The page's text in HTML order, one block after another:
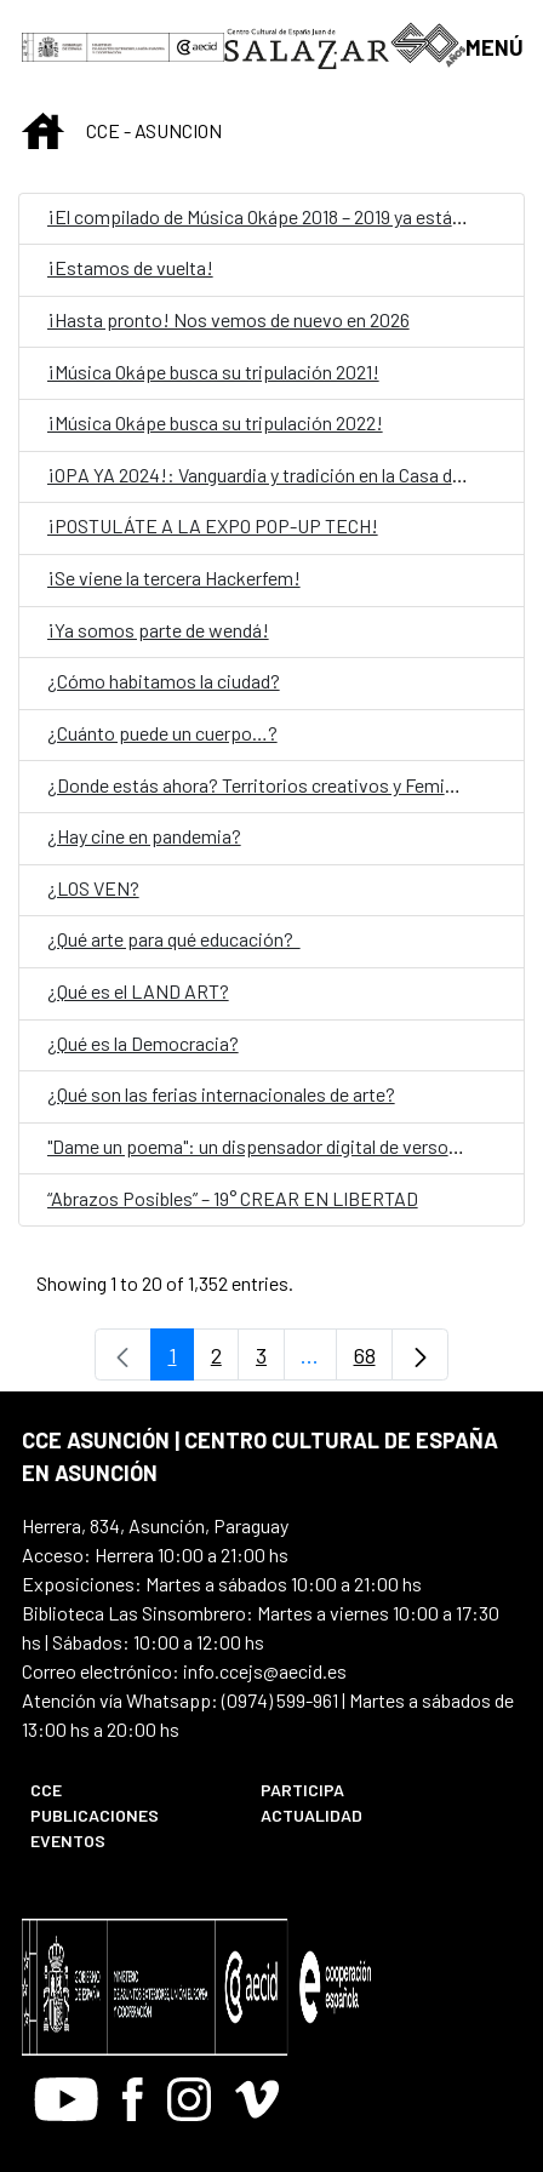
MENÚ
INICIOCCE - ASUNCION
¡Estamos de vuelta!
¡Hasta pronto! Nos vemos de nuevo en 2026
¡Música Okápe busca su tripulación 2021!
¡Música Okápe busca su tripulación 2022!
¡OPA YA 2024!: Vanguardia y tradición en la Casa del Bicentenario de las Artes Visuales
¡POSTULÁTE A LA EXPO POP-UP TECH!
¡Se viene la tercera Hackerfem!
¡Ya somos parte de wendá!
¿Cómo habitamos la ciudad?
¿Cuánto puede un cuerpo…?
¿Hay cine en pandemia?
¿LOS VEN?
¿Qué arte para qué educación?
¿Qué es el LAND ART?
¿Qué es la Democracia?
¿Qué son las ferias internacionales de arte?
"Dame un poema": un dispensador digital de versos, en el Día Mundial de la Poesía
“Abrazos Posibles” – 19° CREAR EN LIBERTAD
Showing 1 to 20 of 1,352 entries.
Page
1 Page
2 Page
3 ...Intermediate Pages Use
Page
68
CCE ASUNCIÓN | CENTRO CULTURAL DE ESPAÑA
EN ASUNCIÓN
Herrera, 834, Asunción, Paraguay
Acceso: Herrera 10:00 a 21:00 hs
Exposiciones: Martes a sábados 10:00 a 21:00 hs
Biblioteca Las Sinsombrero: Martes a viernes 10:00 a 17:30
hs | Sábados: 10:00 a 12:00 hs
Correo electrónico: info.ccejs@aecid.es
Atención vía Whatsapp: (0974) 599-961 | Martes a sábados de
13:00 hs a 20:00 hs
CCE
PARTICIPA
PUBLICACIONES
ACTUALIDAD
EVENTOS
Youtube FacebookInstagram
Vimeo